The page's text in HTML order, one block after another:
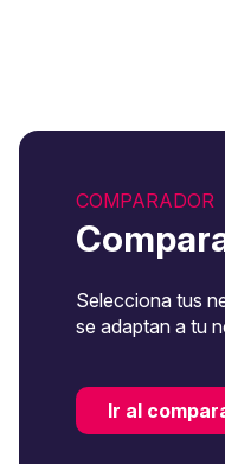
COMPARADOR
Selecciona tus
se adaptan a tu
Ir al